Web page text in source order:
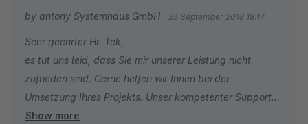
by antony Systemhaus GmbH 23 September 2018 18:17
Sehr geehrter Hr. Tek,
es tut uns leid, dass Sie mir unserer Leistung nicht
zufrieden sind. Gerne helfen wir Ihnen bei der
Umsetzung Ihres Projekts. Unser kompetenter Support
steht Ihnen jederzeit unter shopware@antony-
Show more